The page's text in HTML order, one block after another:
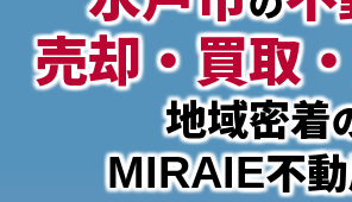
売却・買取
地域密着
MIRAIE不